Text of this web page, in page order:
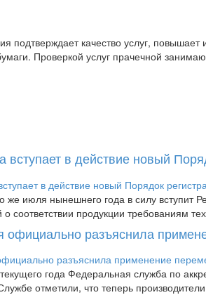
подтверждает качество услуг,
Проверкой услуг прачечной
вступает в действие новый
же июля нынешнего года в силу вступит
соответствии продукции требованиям
официально разъяснила
года Федеральная служба по
отметили, что теперь